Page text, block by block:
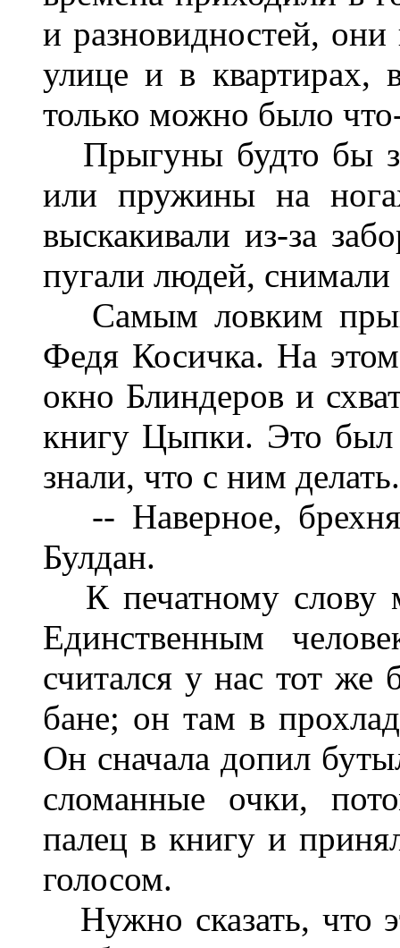
и разновидностей,
улице и в квартирах,
только можно было
Прыгуны будто бы
или пружины на
выскакивали из-за
пугали людей,
Самым ловким
Федя Косичка. На
окно Блиндеров и
книгу Цыпки. Это
знали, что с ним делать.
-- Наверное,
Булдан.
К печатному слову
Единственным
считался у нас тот
бане; он там в
Он сначала допил
сломанные очки,
палец в книгу и
голосом.
Нужно сказать, что